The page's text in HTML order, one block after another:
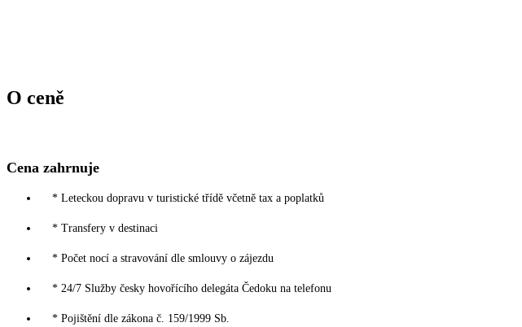
O ceně
Cena zahrnuje
* Leteckou dopravu v turistické třídě včetně tax a poplatků
* Transfery v destinaci
* Počet nocí a stravování dle smlouvy o zájezdu
* 24/7 Služby česky hovořícího delegáta Čedoku na telefonu
* Pojištění dle zákona č. 159/1999 Sb.